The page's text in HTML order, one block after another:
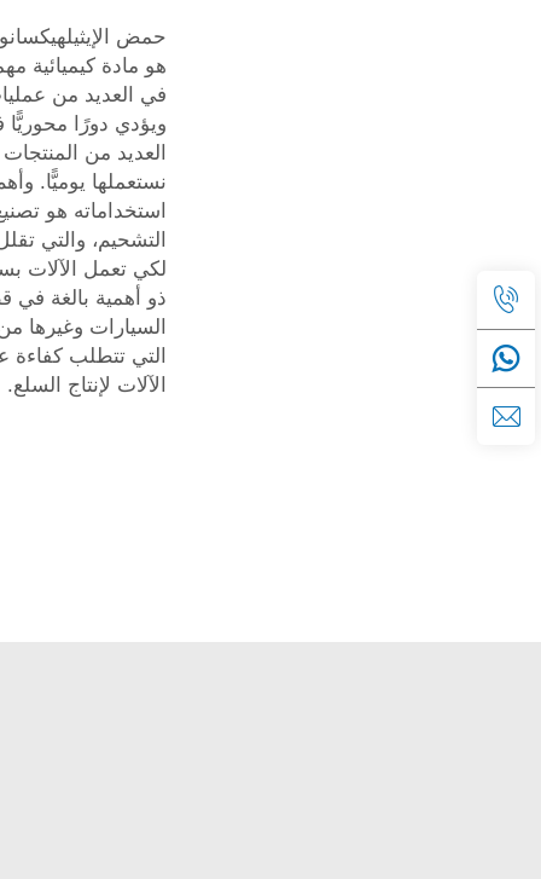
هو مادة كيميائية
في العديد من
ويؤدي دورًا محوريًّا
العديد من
نستعملها يوميًّا.
استخداماته هو
التشحيم، والتي
لكي تعمل الآلات
ذو أهمية بالغة في
السيارات وغيرها
التي تتطلب كفاءة
الآلات لإنتاج السلع.